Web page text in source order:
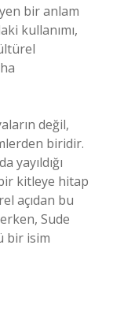
bir anlam
kullanımı,
değil,
biridir.
yayıldığı
kitleye hitap
açıdan bu
Sude
bir isim